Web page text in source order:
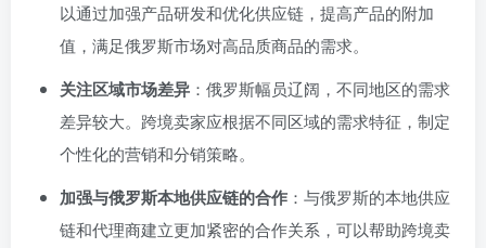
以通过加强产品研发和优化供应链，提高产品的附加
值，满足俄罗斯市场对高品质商品的需求。
关注区域市场差异 ：俄罗斯幅员辽阔，不同地区的需求
差异较大。跨境卖家应根据不同区域的需求特征，制定
个性化的营销和分销策略。
加强与俄罗斯本地供应链的合作 ：与俄罗斯的本地供应
链和代理商建立更加紧密的合作关系，可以帮助跨境卖